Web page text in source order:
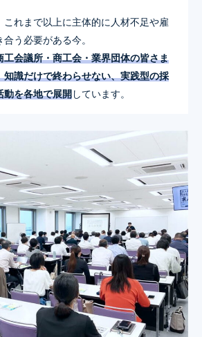
これまで以上に主体的に人材不足や雇
う必要がある今。
工会議所・商工会・業界団体の皆さま
知識だけで終わらせない、実践型の採
動を各地で展開しています。